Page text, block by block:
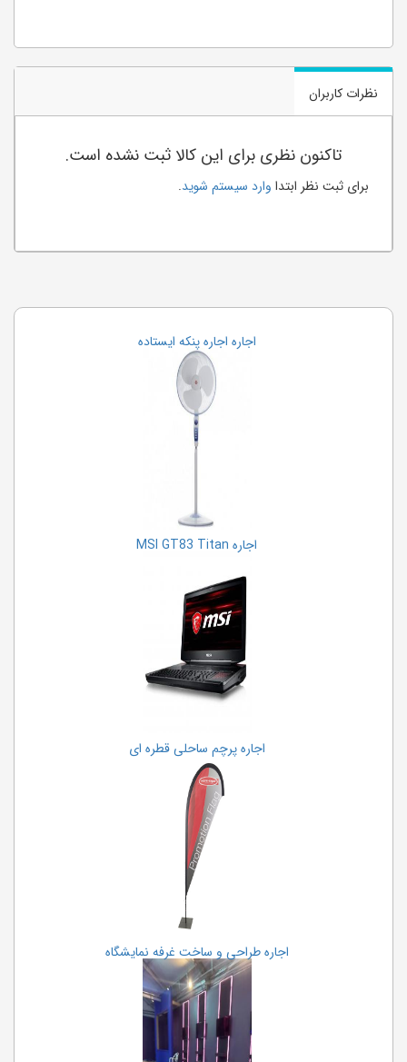
نظرات کاربران
تاکنون نظری برای این کالا ثبت نشده است.
برای ثبت نظر ابتدا وارد سیستم شوید.
اجاره اجاره پنکه ایستاده
اجاره MSI GT83 Titan
اجاره پرچم ساحلی قطره ای
اجاره طراحی و ساخت غرفه نمایشگاه